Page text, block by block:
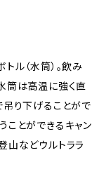
ル（水筒）。飲み
筒は高温に強く直
吊り下げることがで
ことができるキャン
山などウルトララ